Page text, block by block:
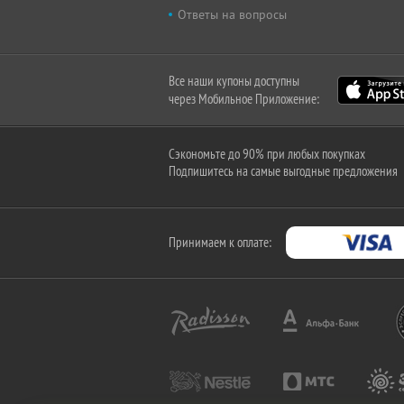
Ответы на вопросы
Все наши купоны доступны
через Мобильное Приложение:
Сэкономьте до 90% при любых покупках
Подпишитесь на самые выгодные предложения
Принимаем к оплате: